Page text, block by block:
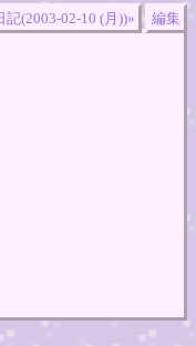
記(2003-02-10 (月))» 編集